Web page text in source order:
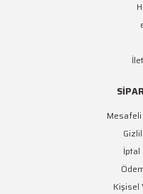
Mesafeli
İptal
Kişisel